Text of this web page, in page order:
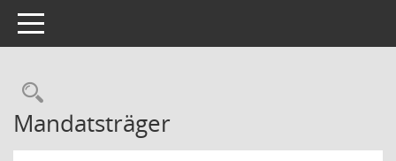
Toggle navigation
Rechercheauswahl
Mandatsträger